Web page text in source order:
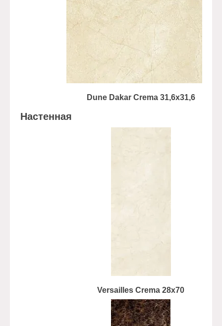
Dune Dakar Crema 31,6x31,6
Настенная
Versailles Crema 28x70